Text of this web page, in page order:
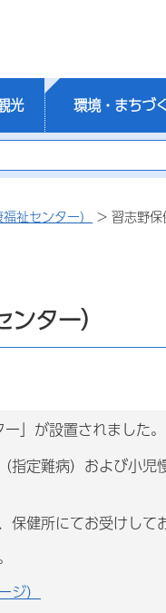
光 環境・まちづ
祉センター） > 習志野保
ター）
」が設置されました。
指定難病）および小
健所にてお受けして
）